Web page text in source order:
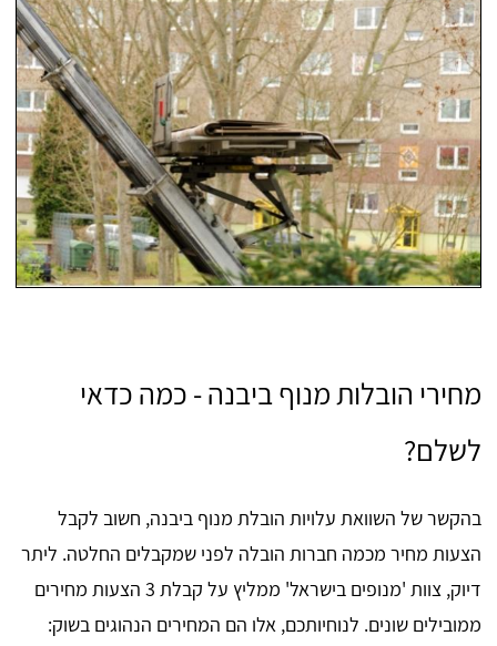
מחירי הובלות מנוף ביבנה - כמה כדאי
לשלם?
בהקשר של השוואת עלויות הובלת מנוף ביבנה, חשוב לקבל
הצעות מחיר מכמה חברות הובלה לפני שמקבלים החלטה. ליתר
דיוק, צוות 'מנופים בישראל' ממליץ על קבלת 3 הצעות מחירים
ממובילים שונים. לנוחיותכם, אלו הם המחירים הנהוגים בשוק: